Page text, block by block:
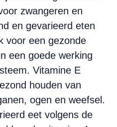
zwangeren en
en gevarieerd eten
voor een gezonde
een goede werking
Vitamine E
houden van
ogen en weefsel.
eet volgens de